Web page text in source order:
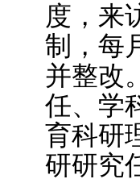
度，来
制，每
并整改
任、学
育科研
研研究